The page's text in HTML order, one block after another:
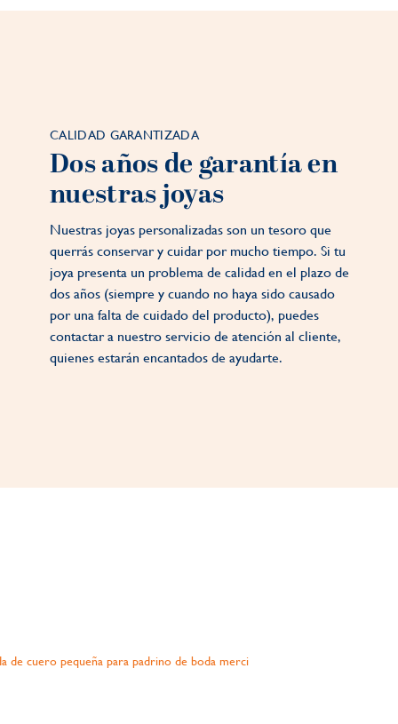
CALIDAD GARANTIZADA
Dos años de garantía en
nuestras joyas
Nuestras joyas personalizadas son un tesoro que
querrás conservar y cuidar por mucho tiempo. Si tu
joya presenta un problema de calidad en el plazo de
dos años (siempre y cuando no haya sido causado
por una falta de cuidado del producto), puedes
contactar a nuestro servicio de atención al cliente,
quienes estarán encantados de ayudarte.